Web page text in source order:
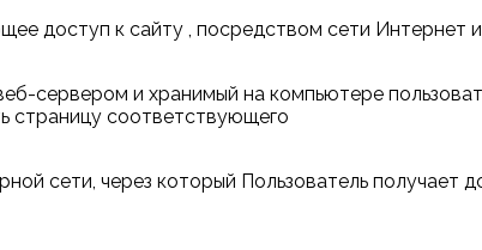
доступ к сайту , посредством сети
сервером и хранимый на компьютере
страницу соответствующего
сети, через который Пользователь получает